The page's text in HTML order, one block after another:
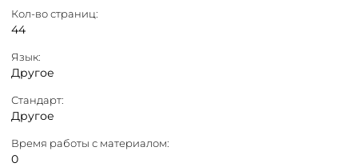
Кол-во страниц:
44
Язык:
Другое
Стандарт:
Другое
Время работы с материалом:
0